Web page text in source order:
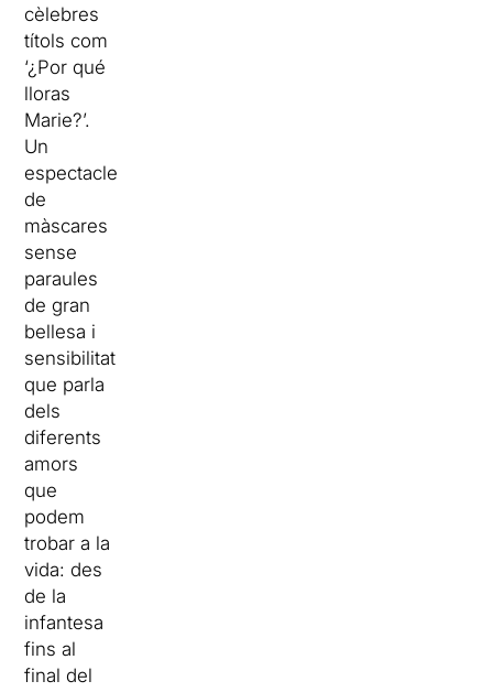
cèlebres
títols com
‘¿Por qué
lloras
Marie?’.
Un
espectacle
de
màscares
sense
paraules
de gran
bellesa i
sensibilitat
que parla
dels
diferents
amors
que
podem
trobar a la
vida: des
de la
infantesa
fins al
final del